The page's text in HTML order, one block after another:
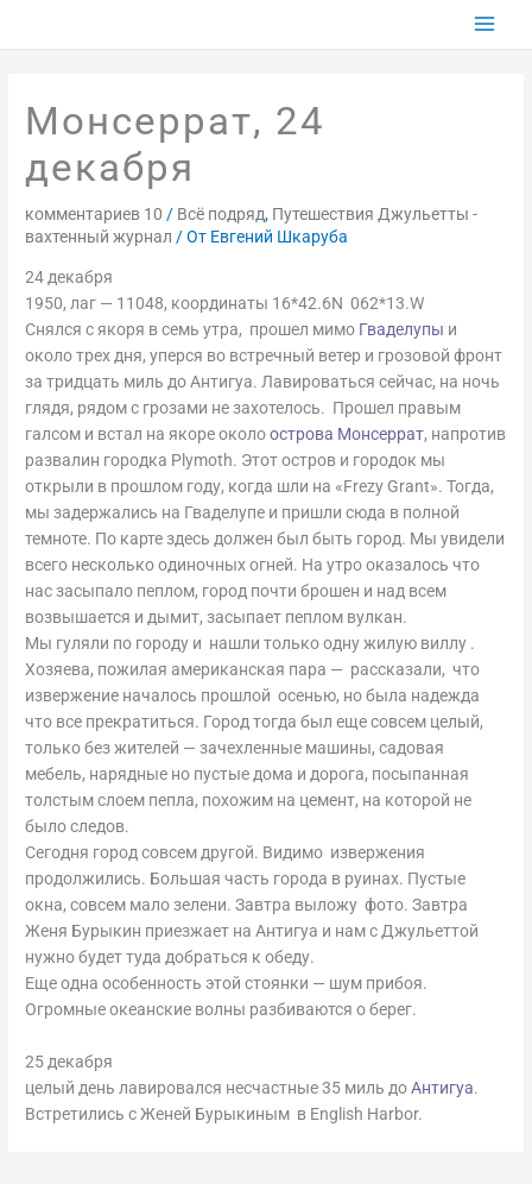
Монсеррат, 24
декабря
комментариев 10 / Всё подряд, Путешествия Джульетты -
вахтенный журнал / От Евгений Шкаруба
24 декабря
1950, лаг — 11048, координаты 16*42.6N 062*13.W
Снялся с якоря в семь утра, прошел мимо Гваделупы и
около трех дня, уперся во встречный ветер и грозовой фронт
за тридцать миль до Антигуа. Лавироваться сейчас, на ночь
глядя, рядом с грозами не захотелось. Прошел правым
галсом и встал на якоре околоострова Монсеррат, напротив
развалин городка Plymoth. Этот остров и городок мы
открыли в прошлом году, когда шли на «Frezy Grant». Тогда,
мы задержались на Гваделупе и пришли сюда в полной
темноте. По карте здесь должен был быть город. Мы увидели
всего несколько одиночных огней. На утро оказалось что
нас засыпало пеплом, город почти брошен и над всем
возвышается и дымит, засыпает пеплом вулкан.
Мы гуляли по городу и нашли только одну жилую виллу .
Хозяева, пожилая американская пара — рассказали, что
извержение началось прошлой осенью, но была надежда
что все прекратиться. Город тогда был еще совсем целый,
только без жителей — зачехленные машины, садовая
мебель, нарядные но пустые дома и дорога, посыпанная
толстым слоем пепла, похожим на цемент, на которой не
было следов.
Сегодня город совсем другой. Видимо извержения
продолжились. Большая часть города в руинах. Пустые
окна, совсем мало зелени. Завтра выложу фото. Завтра
Женя Бурыкин приезжает на Антигуа и нам с Джульеттой
нужно будет туда добраться к обеду.
Еще одна особенность этой стоянки — шум прибоя.
Огромные океанские волны разбиваются о берег.
25 декабря
целый день лавировался несчастные 35 миль доАнтигуа.
Встретились с Женей Бурыкиным в English Harbor.